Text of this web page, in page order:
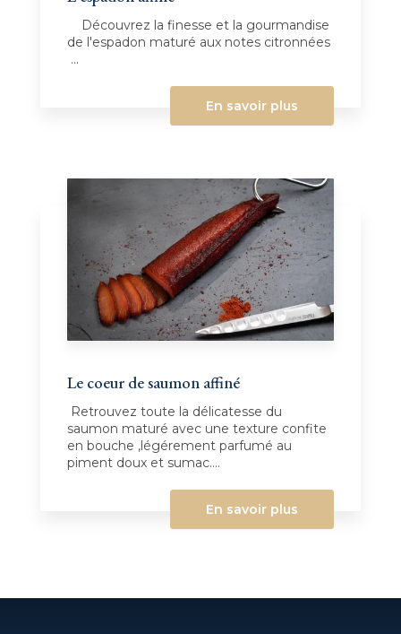
Découvrez la finesse et la gourmandise
de l'espadon maturé aux notes citronnées
...
En savoir plus
Le coeur de saumon affiné
Retrouvez toute la délicatesse du
saumon maturé avec une texture confite
en bouche ,légérement parfumé au
piment doux et sumac....
En savoir plus